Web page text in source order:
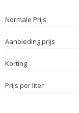
Normale Prijs
Aanbieding prijs
Korting
Prijs per liter